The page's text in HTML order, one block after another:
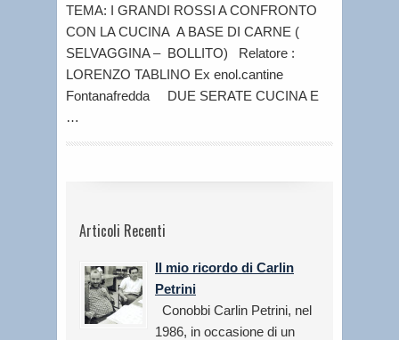
TEMA: I GRANDI ROSSI A CONFRONTO
CON LA CUCINA A BASE DI CARNE (
SELVAGGINA – BOLLITO) Relatore :
LORENZO TABLINO Ex enol.cantine
Fontanafredda DUE SERATE CUCINA E
…
Articoli Recenti
Il mio ricordo di Carlin
Petrini
Conobbi Carlin Petrini, nel
1986, in occasione di un